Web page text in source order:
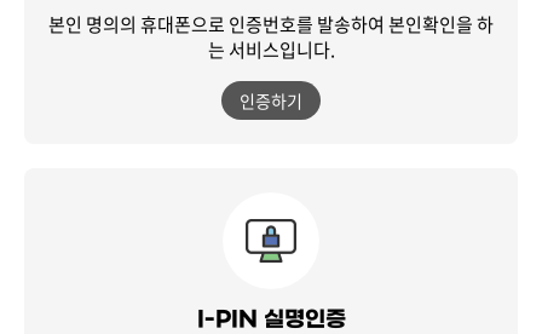
본인 명의의 휴대폰으로 인증번호를 발송하여 본인확인을 하
는 서비스입니다.
인증하기
I-PIN 실명인증